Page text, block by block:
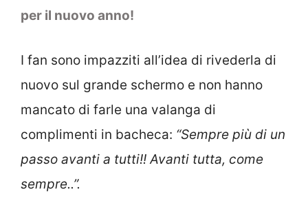
per il nuovo anno!
I fan sono impazziti all’idea di rivederla di
nuovo sul grande schermo e non hanno
mancato di farle una valanga di
complimenti in bacheca: “Sempre più di un
passo avanti a tutti!! Avanti tutta, come
sempre..”.